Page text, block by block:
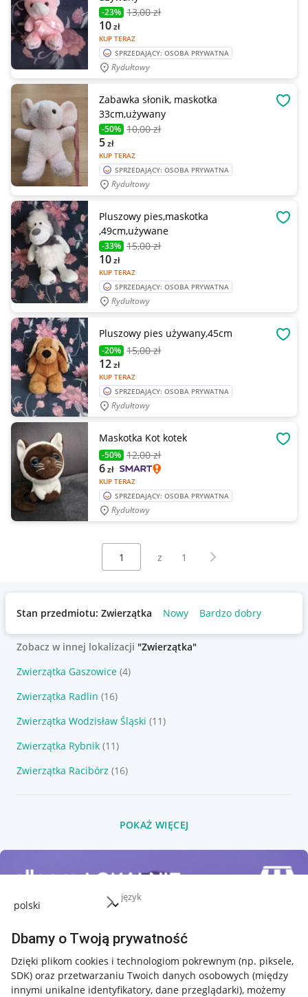
język
Dbamy o Twoją prywatność
Dzięki plikom cookies i technologiom pokrewnym (np. piksele,
SDK) oraz przetwarzaniu Twoich danych osobowych (między
innymi unikalne identyfikatory, dane przeglądarki), możemy
-23% 13,00 zł
KUP TERAZ
10zł
SPRZEDAJĄCY: OSOBA PRYWATNA
Rydułtowy
Zabawka słonik, maskotka
33cm,używany
-50% 10,00 zł
KUP TERAZ
5zł
SPRZEDAJĄCY: OSOBA PRYWATNA
Rydułtowy
Pluszowy pies,maskotka
,49cm,używane
-33% 15,00 zł
KUP TERAZ
10zł
SPRZEDAJĄCY: OSOBA PRYWATNA
Rydułtowy
Pluszowy pies używany,45cm
-20% 15,00 zł
KUP TERAZ
12zł
SPRZEDAJĄCY: OSOBA PRYWATNA
Rydułtowy
Maskotka Kot kotek
-50% 12,00 zł
KUP TERAZ
6zł
SPRZEDAJĄCY: OSOBA PRYWATNA
Rydułtowy
Wybierz stronę:
z 1 Następna strona
Stan przedmiotu: Zwierzątka Nowy Bardzo dobry
Zobacz w innej lokalizacji "Zwierzątka"
Zwierzątka Gaszowice (4)
Zwierzątka Radlin (16)
Zwierzątka Wodzisław Śląski (11)
Zwierzątka Rybnik (11)
Zwierzątka Racibórz (16)
POKAŻ WIĘCEJ